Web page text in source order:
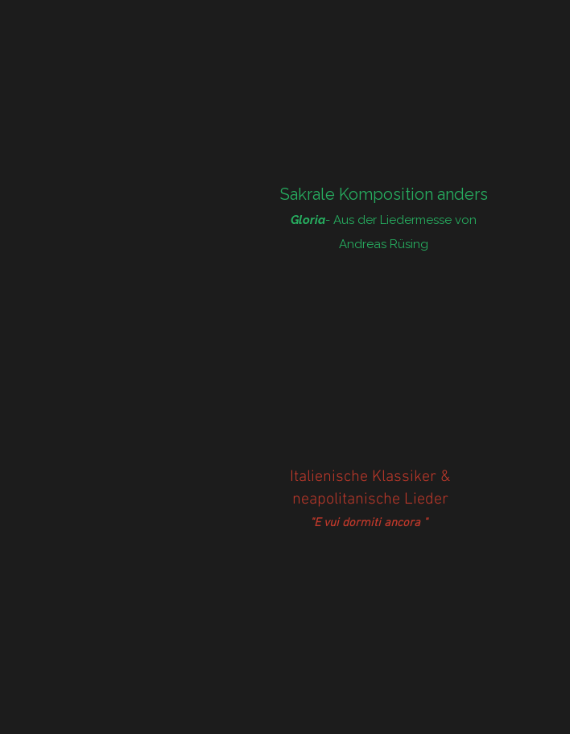
Sakrale Komposition anders
Gloria- Aus der Liedermesse von
Andreas Rüsing
Italienische Klassiker &
neapolitanische Lieder
"E vui dormiti ancora "